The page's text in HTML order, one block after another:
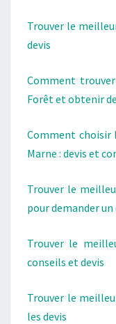
Trouver le
devis
Comment
Forêt et obtenir
Comment choisir
Marne : devis et
Trouver le
pour demander un
Trouver le
conseils et devis
Trouver le
les devis